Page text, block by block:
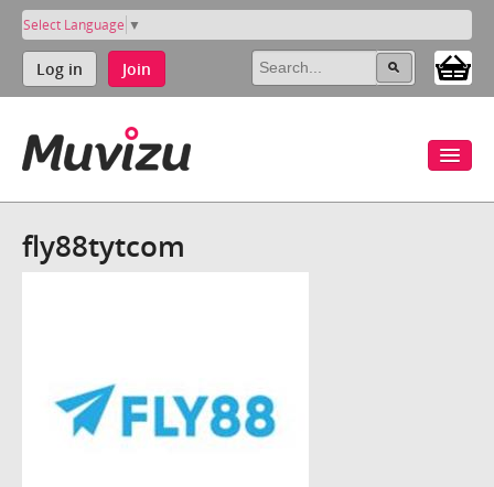
Select Language ▼
Log in Join
fly88tytcom